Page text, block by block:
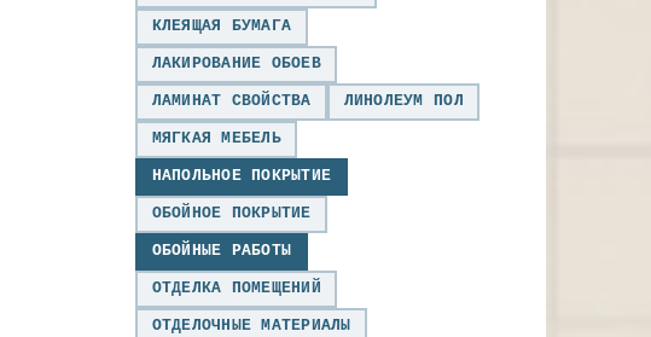
КЛЕЯЩАЯ БУМАГА
ЛАКИРОВАНИЕ ОБОЕВ
ЛАМИНАТ СВОЙСТВА ЛИНОЛЕУМ ПОЛ
МЯГКАЯ МЕБЕЛЬ
НАПОЛЬНОЕ ПОКРЫТИЕ
ОБОЙНОЕ ПОКРЫТИЕ
ОБОЙНЫЕ РАБОТЫ
ОТДЕЛКА ПОМЕЩЕНИЙ
ОТДЕЛОЧНЫЕ МАТЕРИАЛЫ